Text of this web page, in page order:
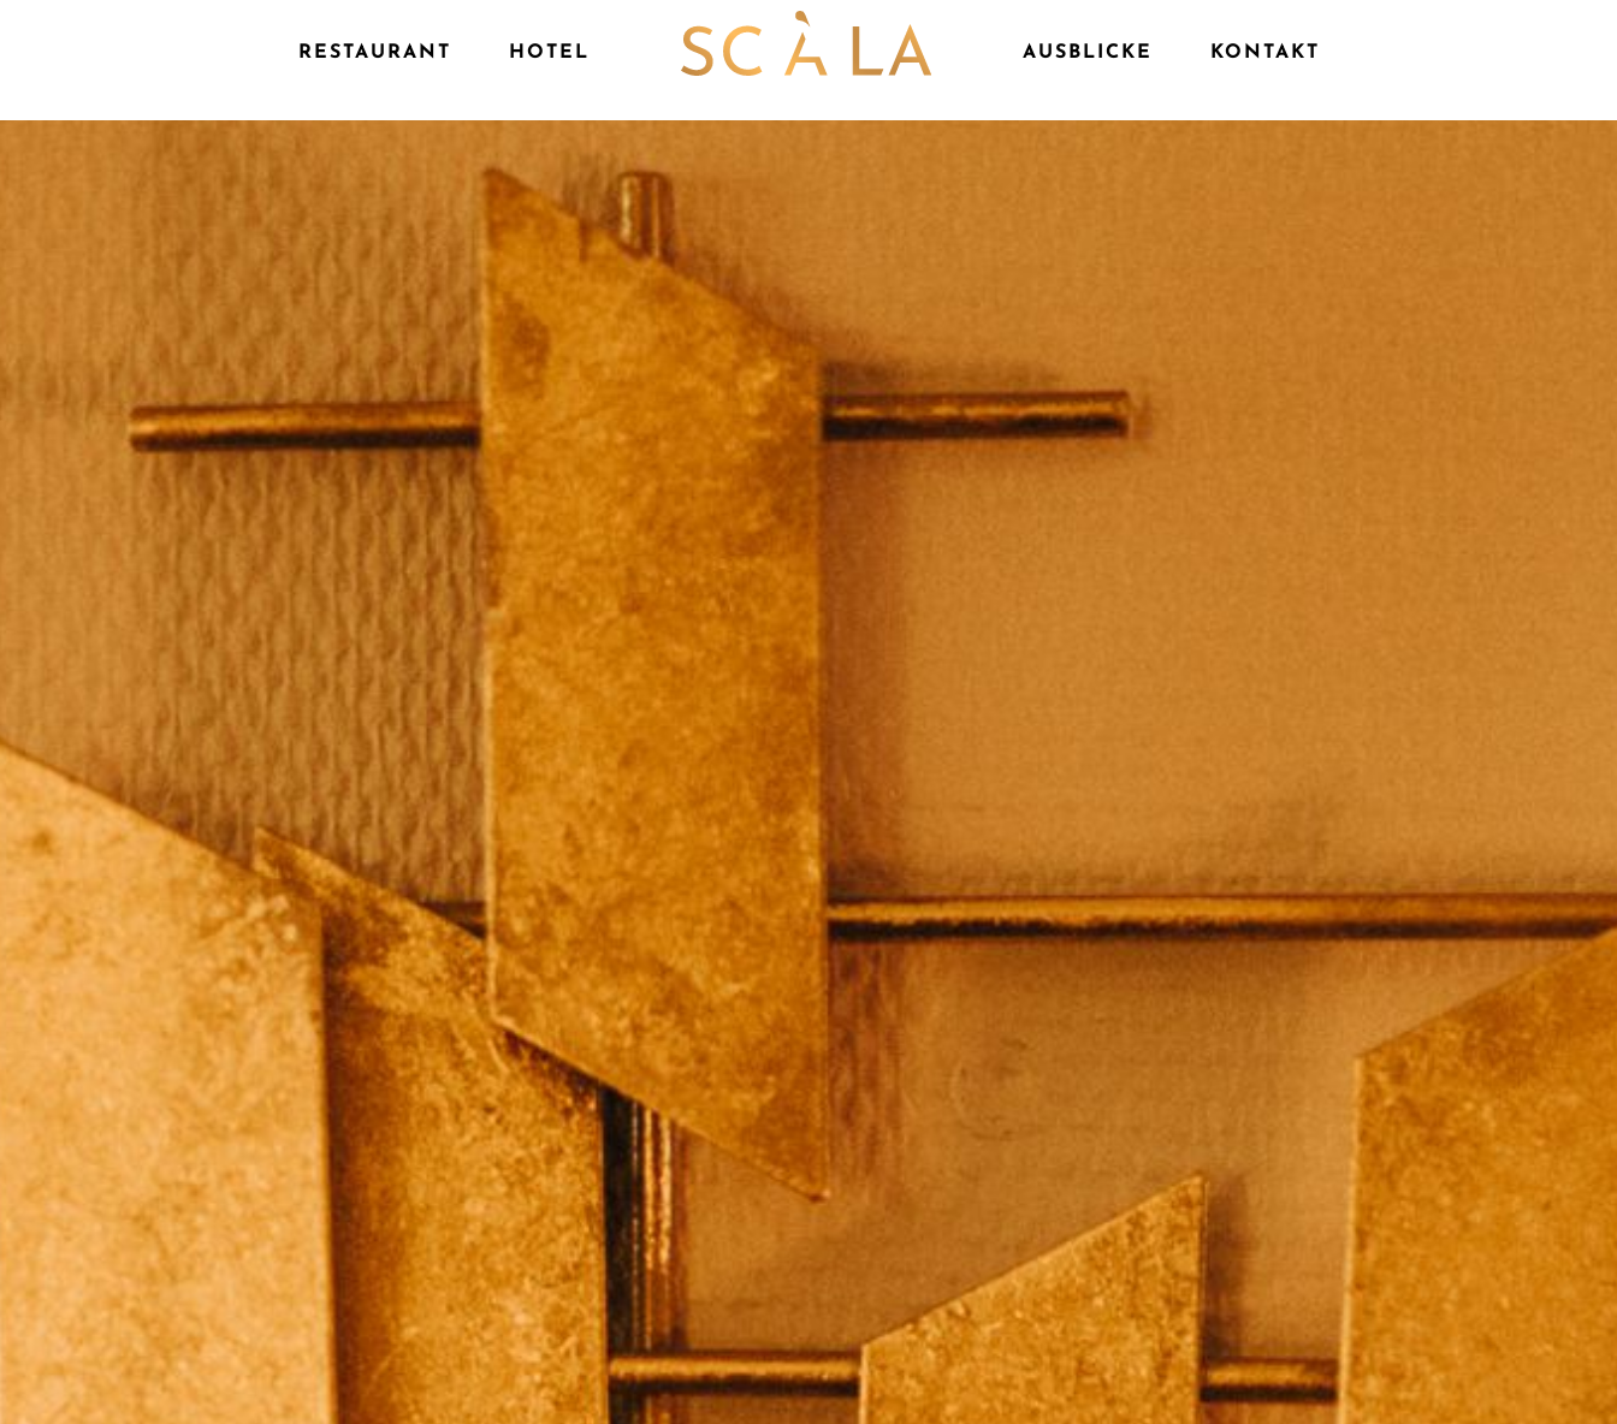
RESTAURANT HOTEL AUSBLICKE KONTAKT
GUTSCHEINE